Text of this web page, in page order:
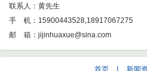
联系人：黄先生
手 机：15900443528,18917067275
邮 箱： jijinhuaxue@sina.com
首页 新闻